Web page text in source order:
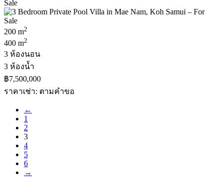
200 m2
400 m2
3 ห้องนอน
3 ห้องน้ำ
฿7,500,000
ราคาเช่า: ตามคําขอ
←
1
2
3
4
5
6
→